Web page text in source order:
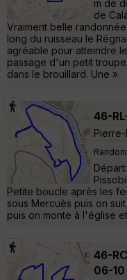
m de
de
Vraiment belle
long du ruisseau le
agréable pour atteindre
passage d'un petit
dans le brouillard. Une »
46-
Petite boucle après les
sous Mercuès puis on
puis on monte à l'église
46-
06-10